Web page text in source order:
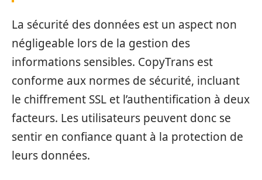
La sécurité des données est un aspect non
négligeable lors de la gestion des
informations sensibles. CopyTrans est
conforme aux normes de sécurité, incluant
le chiffrement SSL et l’authentification à deux
facteurs. Les utilisateurs peuvent donc se
sentir en confiance quant à la protection de
leurs données.